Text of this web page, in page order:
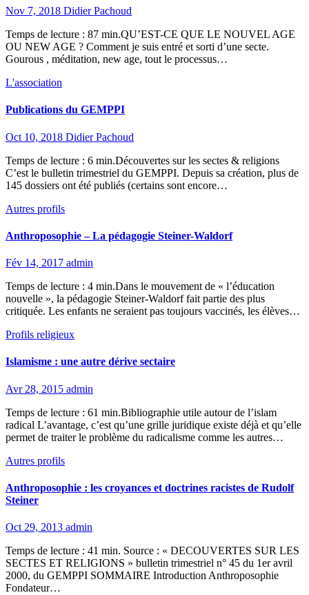
Nov 7, 2018 Didier Pachoud
Temps de lecture : 87 min.QU’EST-CE QUE LE NOUVEL AGE
OU NEW AGE ? Comment je suis entré et sorti d’une secte.
Gourous , méditation, new age, tout le processus…
L'association
Publications du GEMPPI
Oct 10, 2018 Didier Pachoud
Temps de lecture : 6 min.Découvertes sur les sectes & religions
C’est le bulletin trimestriel du GEMPPI. Depuis sa création, plus de
145 dossiers ont été publiés (certains sont encore…
Autres profils
Anthroposophie – La pédagogie Steiner-Waldorf
Fév 14, 2017 admin
Temps de lecture : 4 min.Dans le mouvement de « l’éducation
nouvelle », la pédagogie Steiner-Waldorf fait partie des plus
critiquée. Les enfants ne seraient pas toujours vaccinés, les élèves…
Profils religieux
Islamisme : une autre dérive sectaire
Avr 28, 2015 admin
Temps de lecture : 61 min.Bibliographie utile autour de l’islam
radical L’avantage, c’est qu’une grille juridique existe déjà et qu’elle
permet de traiter le problème du radicalisme comme les autres…
Autres profils
Anthroposophie : les croyances et doctrines racistes de Rudolf
Steiner
Oct 29, 2013 admin
Temps de lecture : 41 min. Source : « DECOUVERTES SUR LES
SECTES ET RELIGIONS » bulletin trimestriel n° 45 du 1er avril
2000, du GEMPPI SOMMAIRE Introduction Anthroposophie
Fondateur…